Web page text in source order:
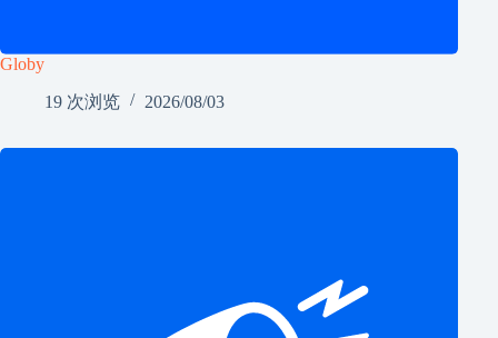
Globy
19 次浏览
2026/08/03